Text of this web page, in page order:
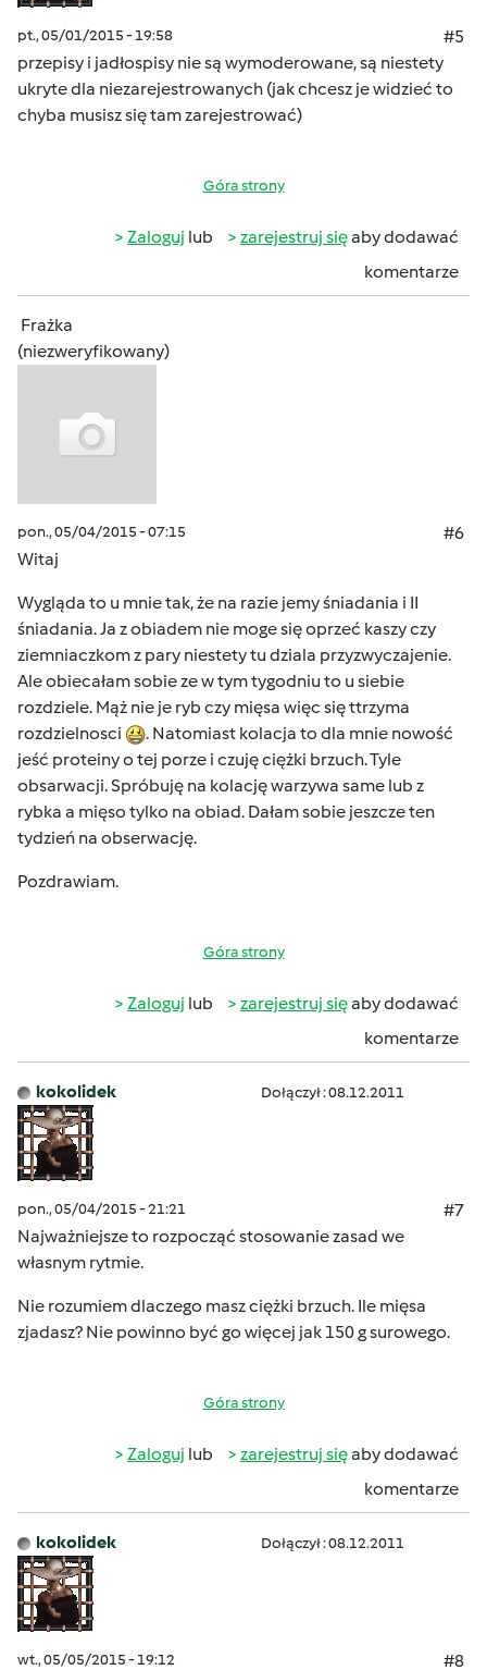
pt., 05/01/2015 - 19:58
#5
przepisy i jadłospisy nie są wymoderowane, są niestety
ukryte dla niezarejestrowanych (jak chcesz je widzieć to
chyba musisz się tam zarejestrować)
Góra strony
Zaloguj lub zarejestruj sięaby dodawać
komentarze
Frażka
(niezweryfikowany)
pon., 05/04/2015 - 07:15
#6
Witaj
Wygląda to u mnie tak, że na razie jemy śniadania i II
śniadania. Ja z obiadem nie moge się oprzeć kaszy czy
ziemniaczkom z pary niestety tu dziala przyzwyczajenie.
Ale obiecałam sobie ze w tym tygodniu to u siebie
rozdziele. Mąż nie je ryb czy mięsa więc się ttrzyma
rozdzielnosci
. Natomiast kolacja to dla mnie nowość
jeść proteiny o tej porze i czuję ciężki brzuch. Tyle
obsarwacji. Spróbuję na kolację warzywa same lub z
rybka a mięso tylko na obiad. Dałam sobie jeszcze ten
tydzień na obserwację.
Pozdrawiam.
Góra strony
Zaloguj lub zarejestruj sięaby dodawać
komentarze
kokolidek Dołączył : 08.12.2011
pon., 05/04/2015 - 21:21
#7
Najważniejsze to rozpocząć stosowanie zasad we
własnym rytmie.
Nie rozumiem dlaczego masz ciężki brzuch. Ile mięsa
zjadasz? Nie powinno być go więcej jak 150 g surowego.
Góra strony
Zaloguj lub zarejestruj sięaby dodawać
komentarze
kokolidek Dołączył : 08.12.2011
wt., 05/05/2015 - 19:12
#8